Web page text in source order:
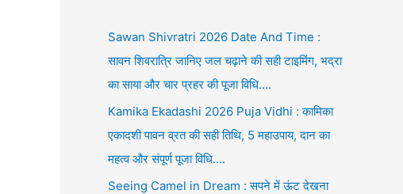
Sawan Shivratri 2026 Date And Time :
सावन शिवरात्रि जानिए जल चढ़ाने की सही टाइमिंग, भद्रा
का साया और चार प्रहर की पूजा विधि….
Kamika Ekadashi 2026 Puja Vidhi : कामिका
एकादशी पावन व्रत की सही तिथि, 5 महाउपाय, दान का
महत्व और संपूर्ण पूजा विधि….
Seeing Camel in Dream : सपने में ऊंट देखना